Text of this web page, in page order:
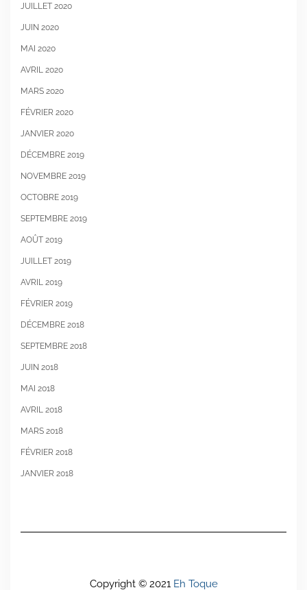
JUILLET 2020
JUIN 2020
MAI 2020
AVRIL 2020
MARS 2020
FÉVRIER 2020
JANVIER 2020
DÉCEMBRE 2019
NOVEMBRE 2019
OCTOBRE 2019
SEPTEMBRE 2019
AOÛT 2019
JUILLET 2019
AVRIL 2019
FÉVRIER 2019
DÉCEMBRE 2018
SEPTEMBRE 2018
JUIN 2018
MAI 2018
AVRIL 2018
MARS 2018
FÉVRIER 2018
JANVIER 2018
Copyright © 2021 Eh Toque